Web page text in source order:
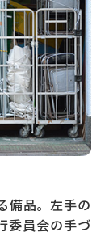
備品。左手の
委員会の手づ